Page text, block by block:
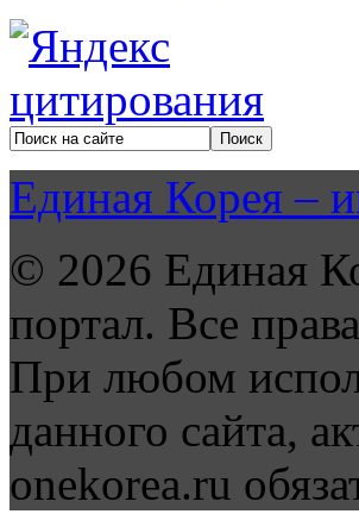
Единая Корея –
© 2026 Единая
портал. Все
При любом
данного сайта,
onekorea.ru